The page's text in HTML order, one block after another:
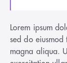
Lorem ipsum
sed do
magna aliqua.